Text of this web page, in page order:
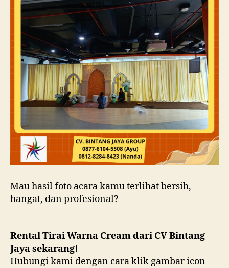
Mau hasil foto acara kamu terlihat bersih,
hangat, dan profesional?
Rental Tirai Warna Cream dari CV Bintang
Jaya sekarang!
Hubungi kami dengan cara klik gambar icon